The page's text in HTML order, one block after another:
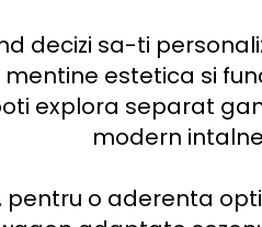
decizi sa-ti
estetica si
explora separat
modern
pentru o aderenta